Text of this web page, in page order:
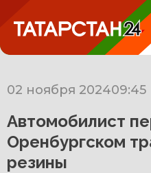
02 ноября 202409:45
Автомобилист
Оренбургском
резины